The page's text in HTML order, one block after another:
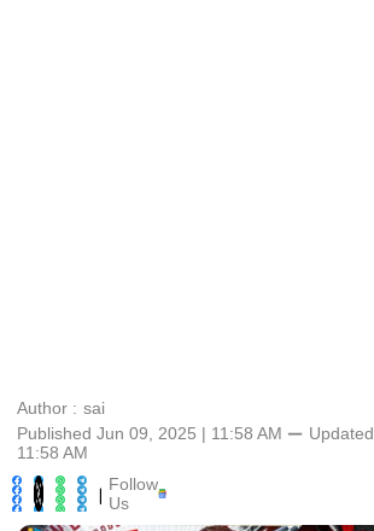
Author : sai
Published Jun 09, 2025 | 11:58 AM ⚊ Updated
11:58 AM
| Follow
Us